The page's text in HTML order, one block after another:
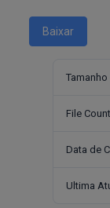
Baixar
File Count
Data de
Ultima